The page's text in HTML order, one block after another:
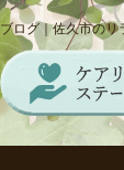
ブログ｜佐久市の